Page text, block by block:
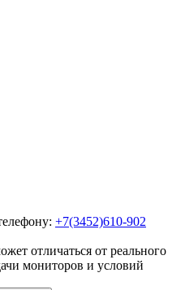
+7(3452)610-902
отличаться от реального
мониторов и условий